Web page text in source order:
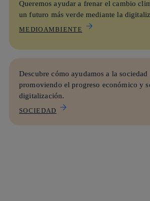
Queremos ayudar a frenar el cambio
un futuro más verde mediante la
MEDIOAMBIENTE
Descubre cómo ayudamos a la sociedad
promoviendo elprogreso económico y
digitalización.
SOCIEDAD